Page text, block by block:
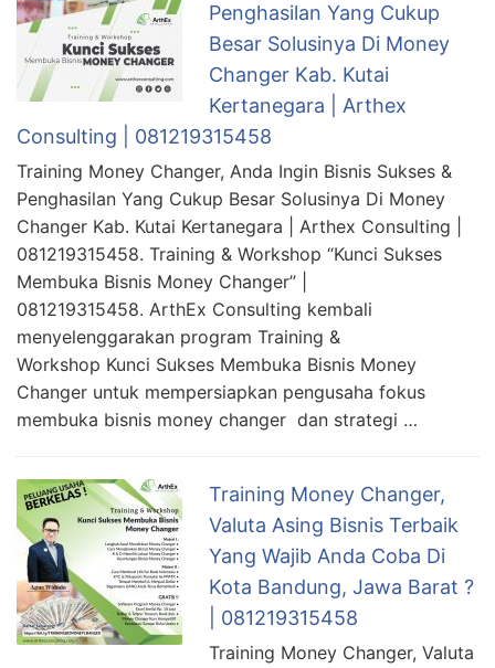
Penghasilan Yang Cukup
Besar Solusinya Di Money
Changer Kab. Kutai
Kertanegara | Arthex
Consulting | 081219315458
Training Money Changer, Anda Ingin Bisnis Sukses &
Penghasilan Yang Cukup Besar Solusinya Di Money
Changer Kab. Kutai Kertanegara | Arthex Consulting |
081219315458. Training & Workshop “Kunci Sukses
Membuka Bisnis Money Changer” |
081219315458. ArthEx Consulting kembali
menyelenggarakan program Training &
Workshop Kunci Sukses Membuka Bisnis Money
Changer untuk mempersiapkan pengusaha fokus
membuka bisnis money changer dan strategi …
Training Money Changer,
Valuta Asing Bisnis Terbaik
Yang Wajib Anda Coba Di
Kota Bandung, Jawa Barat ?
| 081219315458
Training Money Changer, Valuta